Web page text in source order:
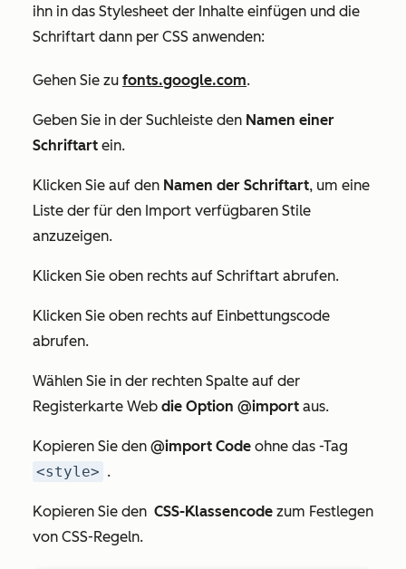
ihn in das Stylesheet der Inhalte einfügen und die
Schriftart dann per CSS anwenden:
Gehen Sie zu fonts.google.com.
Geben Sie in der Suchleiste den Namen einer
Schriftart ein.
Klicken Sie auf den Namen der Schriftart, um eine
Liste der für den Import verfügbaren Stile
anzuzeigen.
Klicken Sie oben rechts auf Schriftart abrufen.
Klicken Sie oben rechts auf Einbettungscode
abrufen.
Wählen Sie in der rechten Spalte auf der
Registerkarte Web die Option @import aus.
Kopieren Sie den @import Code ohne das -Tag
<style> .
Kopieren Sie den CSS-Klassencode zum Festlegen
von CSS-Regeln.